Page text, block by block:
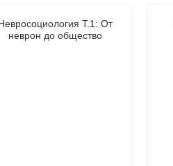
Т.1: От
неврон до общество